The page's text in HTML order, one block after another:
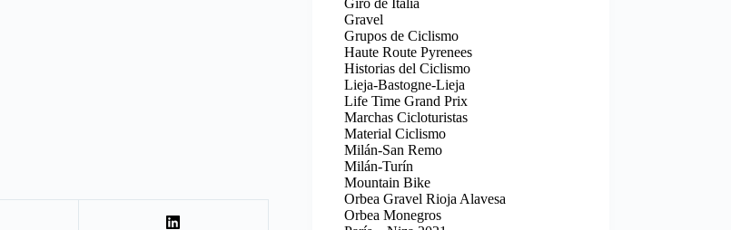
Gravel
Grupos de Ciclismo
Haute Route Pyrenees
Historias del Ciclismo
Lieja-Bastogne-Lieja
Life Time Grand Prix
Marchas Cicloturistas
Material Ciclismo
Milán-San Remo
Milán-Turín
Mountain Bike
Orbea Gravel Rioja Alavesa
Orbea Monegros